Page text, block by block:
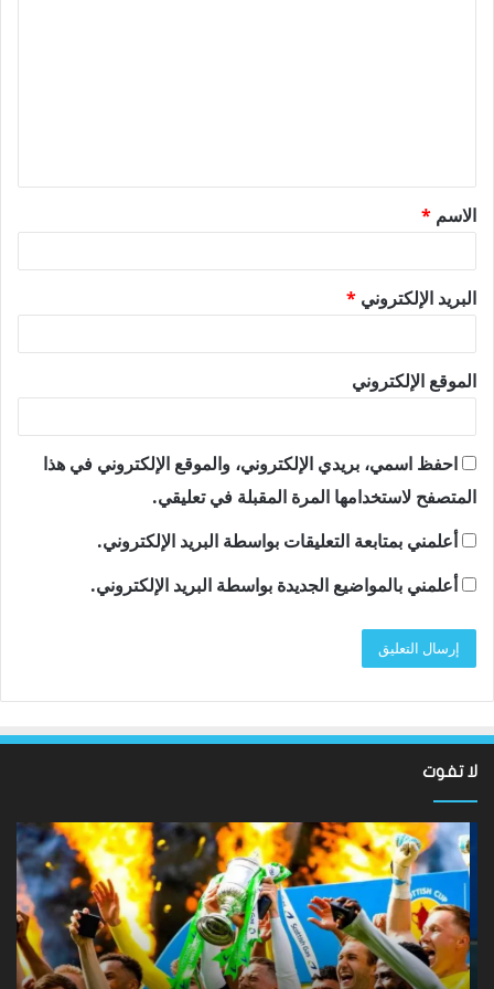
ق
*
الاسم *
البريد الإلكتروني *
الموقع الإلكتروني
احفظ اسمي، بريدي الإلكتروني، والموقع الإلكتروني في هذا
المتصفح لاستخدامها المرة المقبلة في تعليقي.
أعلمني بمتابعة التعليقات بواسطة البريد الإلكتروني.
أعلمني بالمواضيع الجديدة بواسطة البريد الإلكتروني.
لا تفوت
لقد
عادت
الدوري
الاسكتلندي
الممتاز
–
لماذا